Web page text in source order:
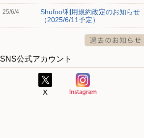
25/6/4
Shufoo!利用規約改定のお知らせ
（2025/6/11予定）
SNS公式アカウント